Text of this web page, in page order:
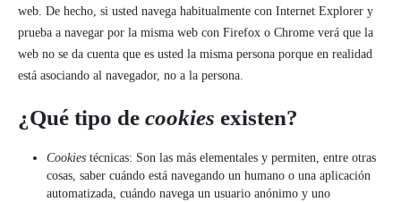
web. De hecho, si usted navega habitualmente con Internet Explorer y
prueba a navegar por la misma web con Firefox o Chrome verá que la
web no se da cuenta que es usted la misma persona porque en realidad
está asociando al navegador, no a la persona.
¿Qué tipo de cookies existen?
Cookies técnicas: Son las más elementales y permiten, entre otras
cosas, saber cuándo está navegando un humano o una aplicación
automatizada, cuándo navega un usuario anónimo y uno